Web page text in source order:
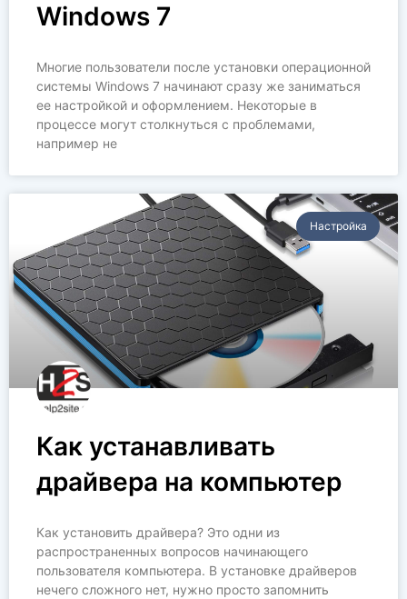
Windows 7
Многие пользователи после установки операционной
системы Windows 7 начинают сразу же заниматься
ее настройкой и оформлением. Некоторые в
процессе могут столкнуться с проблемами,
например не
Настройка
Как устанавливать
драйвера на компьютер
Как установить драйвера? Это одни из
распространенных вопросов начинающего
пользователя компьютера. В установке драйверов
нечего сложного нет, нужно просто запомнить